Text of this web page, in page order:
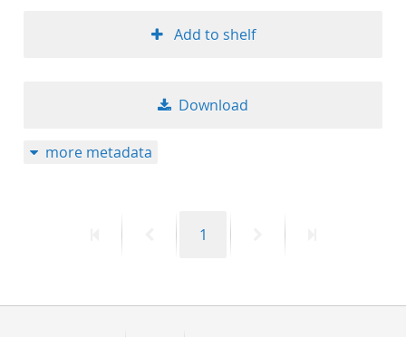
Add to shelf
Download
more metadata
PreviousPage
1